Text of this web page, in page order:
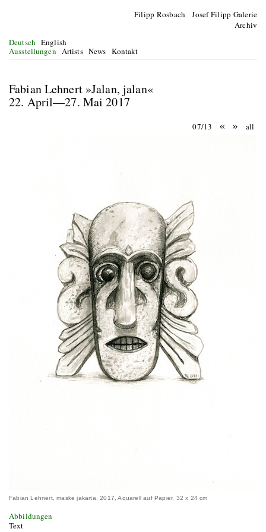
Filipp Rosbach Josef Filipp Galerie
Archiv
Deutsch English
Ausstellungen Artists News Kontakt
Fabian Lehnert »Jalan, jalan«
22. April—27. Mai 2017
07/13 « » all
Fabian Lehnert, maske jakarta, 2017, Aquarell auf Papier, 32 x 24 cm
Abbildungen
Text